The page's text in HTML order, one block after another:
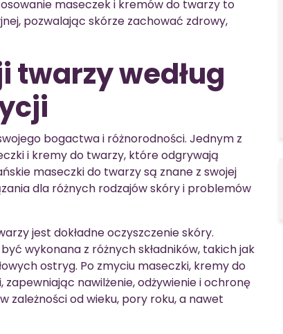
maseczek i kremów do twarzy to
pozwalając skórze zachować zdrowy,
twarzy według
bogactwa i różnorodności. Jednym z
i kremy do twarzy, które odgrywają
maseczki do twarzy są znane z swojej
dla różnych rodzajów skóry i problemów
jest dokładne oczyszczenie skóry.
wykonana z różnych składników, takich jak
ostryg. Po zmyciu maseczki, kremy do
nawilżenie, odżywienie i ochronę
zależności od wieku, pory roku, a nawet